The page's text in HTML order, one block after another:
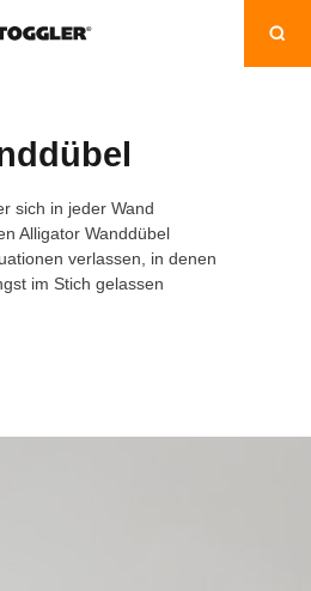
sich in jeder Wand
Alligator Wanddübel
verlassen, in denen
im Stich gelassen